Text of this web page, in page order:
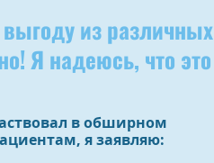
из различных
Я надеюсь, что это
в обширном
я заявляю: